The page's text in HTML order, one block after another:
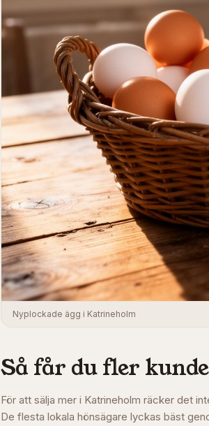
Nyplockade ägg i Katrineholm
Så får du fler
För att sälja mer i Katrineholm räcker det
De flesta lokala hönsägare lyckas bäst